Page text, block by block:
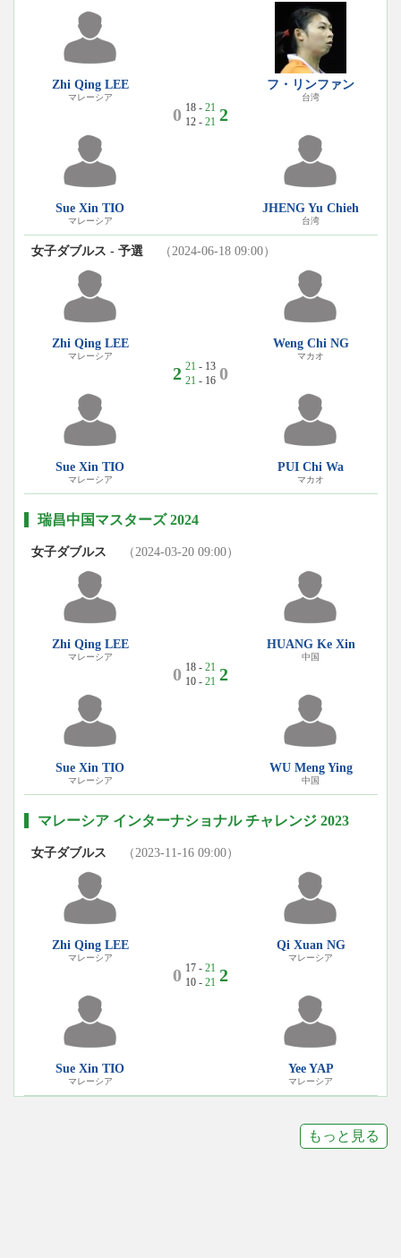
Zhi Qing LEE
マレーシア
Sue Xin TIO
マレーシア
0 18 - 21
12 - 21 2
フ・リンファン
台湾
JHENG Yu Chieh
台湾
女子ダブルス - 予選 （2024-06-18 09:00）
Zhi Qing LEE
マレーシア
Sue Xin TIO
マレーシア
2 21 - 13
21 - 16 0
Weng Chi NG
マカオ
PUI Chi Wa
マカオ
瑞昌中国マスターズ 2024
女子ダブルス （2024-03-20 09:00）
Zhi Qing LEE
マレーシア
Sue Xin TIO
マレーシア
0 18 - 21
10 - 21 2
HUANG Ke Xin
中国
WU Meng Ying
中国
マレーシア インターナショナル チャレンジ 2023
女子ダブルス （2023-11-16 09:00）
Zhi Qing LEE
マレーシア
Sue Xin TIO
マレーシア
0 17 - 21
10 - 21 2
Qi Xuan NG
マレーシア
Yee YAP
マレーシア
もっと見る